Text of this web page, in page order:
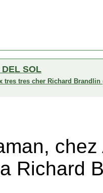
SOL
tres tres cher Richard Brandlin
Richard